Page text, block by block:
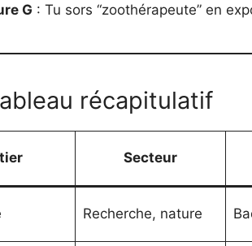
G : Tu sors “zoothérapeute” en
récapitulatif
Secteur
Recherche, nature